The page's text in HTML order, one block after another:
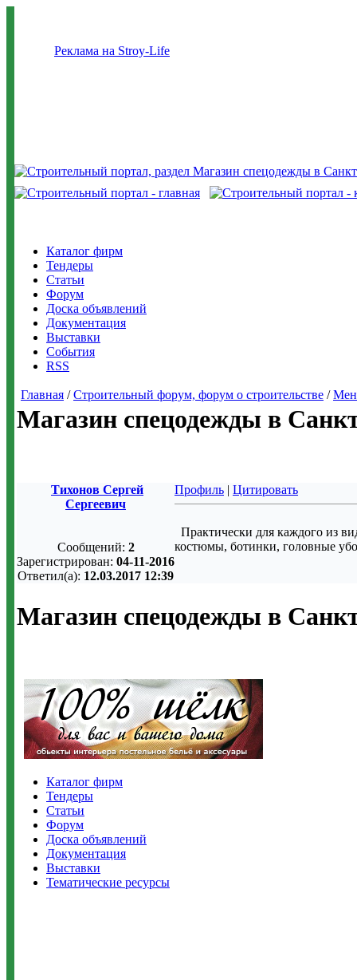
Реклама на Stroy-Life
Каталог фирм
Тендеры
Статьи
Форум
Доска объявлений
Документация
Выставки
События
RSS
Главная /Строительный форум, форум о строительстве /
Магазин спецодежды в
Тихонов Сергей
Сергеевич
Сообщений: 2
Зарегистрирован: 04-11-2016
Ответил(а): 12.03.2017 12:39
Профиль | Цитировать
Практически для каждого из
костюмы, ботинки, головные
Магазин спецодежды в
Каталог фирм
Тендеры
Статьи
Форум
Доска объявлений
Документация
Выставки
Тематические ресурсы